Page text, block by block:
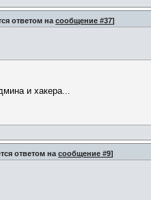
ответом на сообщение #37]
и хакера...
ответом на сообщение #9]